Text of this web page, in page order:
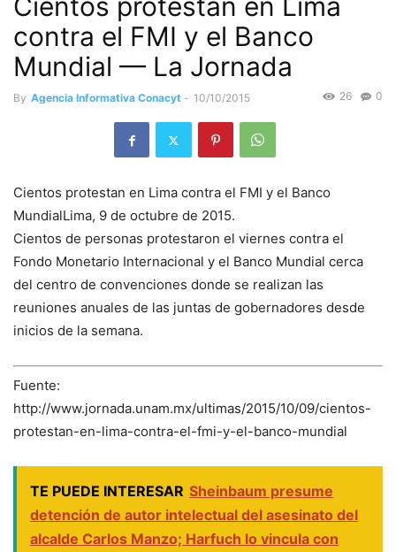
contra el FMI y el Banco
Mundial — La Jornada
By Agencia Informativa Conacyt - 10/10/2015 0
26
Cientos protestan en Lima contra el FMI y el Banco
MundialLima, 9 de octubre de 2015.
Cientos de personas protestaron el viernes contra el
Fondo Monetario Internacional y el Banco Mundial cerca
del centro de convenciones donde se realizan las
reuniones anuales de las juntas de gobernadores desde
inicios de la semana.
Fuente:
http://www.jornada.unam.mx/ultimas/2015/10/09/cientos-
protestan-en-lima-contra-el-fmi-y-el-banco-mundial
TE PUEDE INTERESAR Sheinbaum presume
detención de autor intelectual del asesinato del
alcalde Carlos Manzo; Harfuch lo vincula con